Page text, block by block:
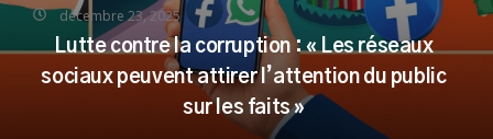
décembre 23, 2025
Lutte contre la corruption : « Les réseaux
sociaux peuvent attirer l’attention du public
sur les faits »